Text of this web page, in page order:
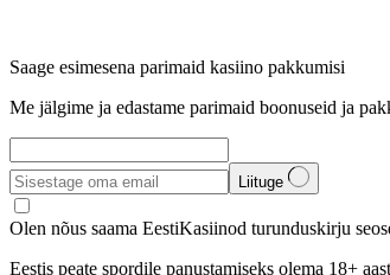
Saage esimesena parimaid kasiino pakkumisi
Me jälgime ja edastame parimaid boonuseid ja
Liituge
Olen nõus saama EestiKasiinod turunduskirju
Eestis peate spordile panustamiseks olema 18+